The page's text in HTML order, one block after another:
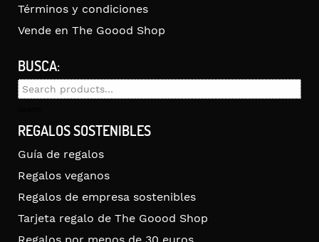
Términos y condiciones
Vende en The Goood Shop
BUSCA:
Search
REGALOS SOSTENIBLES
Guía de regalos
Regalos veganos
Regalos de empresa sostenibles
Tarjeta regalo de The Goood Shop